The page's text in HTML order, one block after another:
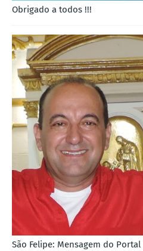
Obrigado a todos !!!
São Felipe: Mensagem do